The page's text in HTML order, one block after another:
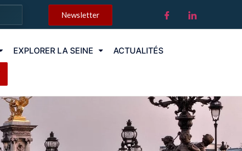
Newsletter
EXPLORER LA SEINE ACTUALITÉS